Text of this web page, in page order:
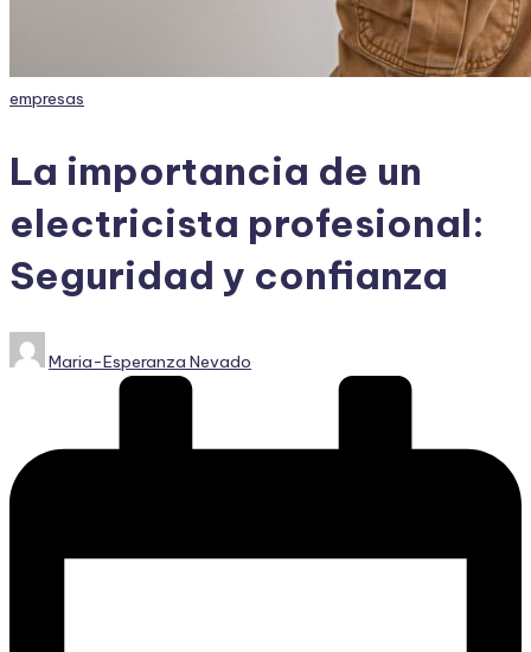
Publicado
empresas
La importancia de un
electricista profesional:
Seguridad y confianza
Publicado
por
Maria-Esperanza Nevado